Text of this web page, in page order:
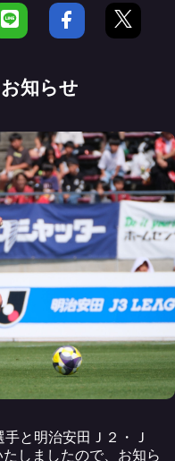
知らせ
と明治安田Ｊ２・Ｊ
しましたので、お知ら